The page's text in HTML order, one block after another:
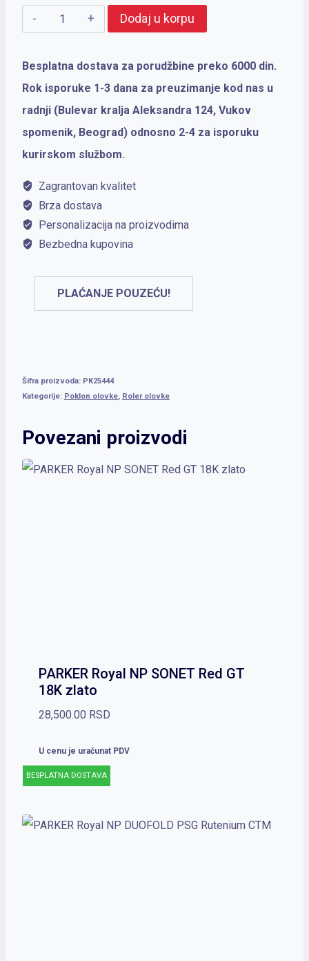
PARKER
Royal
roler
VECTOR
STANDARD
količina
Dodaj u korpu
Besplatna dostava za porudžbine preko 6000 din.
Rok isporuke 1-3 dana za preuzimanje kod nas u
radnji (Bulevar kralja Aleksandra 124, Vukov
spomenik, Beograd) odnosno 2-4 za isporuku
kurirskom službom.
Zagrantovan kvalitet
Brza dostava
Personalizacija na proizvodima
Bezbedna kupovina
PLAĆANJE POUZEĆU!
Šifra proizvoda: PK25444
Kategorije: Poklon olovke, Roler olovke
Povezani proizvodi
BESPLATNA DOSTAVA
PARKER Royal NP SONET Red GT
18K zlato
28,500.00 RSD
U cenu je uračunat PDV